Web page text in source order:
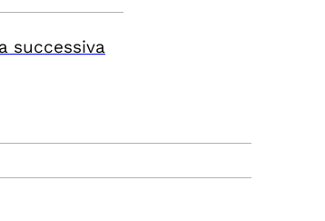
successiva